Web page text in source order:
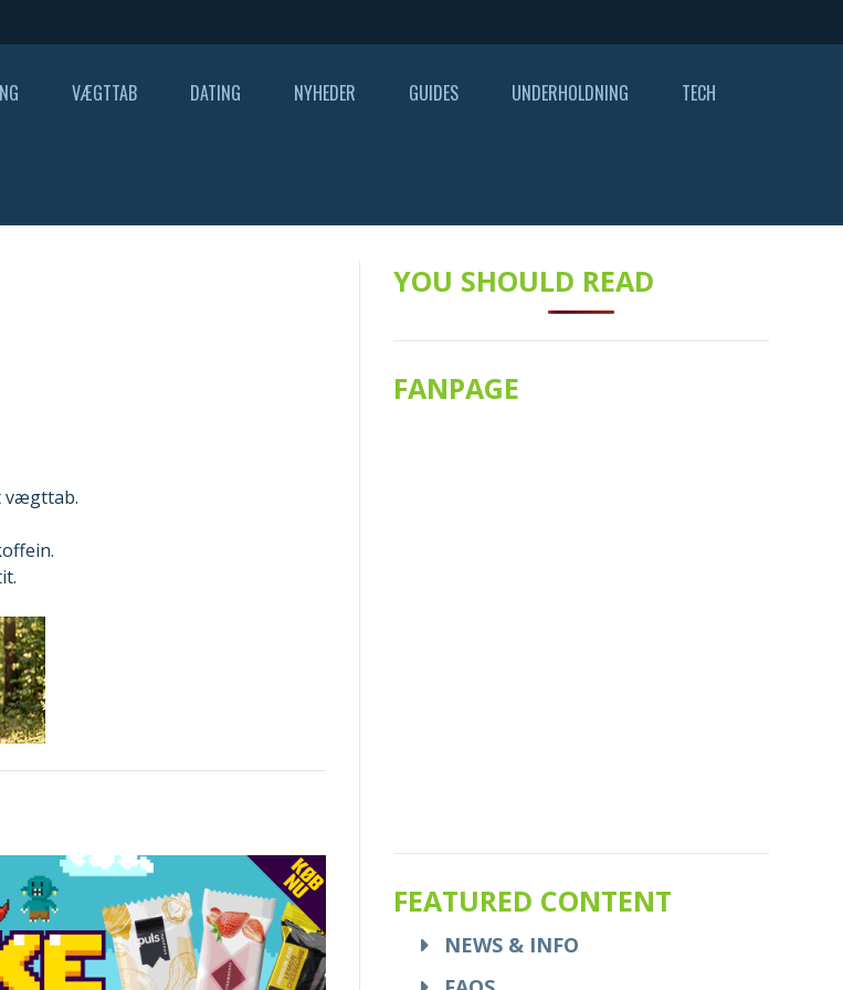
VÆGTTAB DATING NYHEDER GUIDES UNDERHOLDNING TECH
vægttab.
YOU SHOULD READ
FANPAGE
FEATURED CONTENT
NEWS & INFO